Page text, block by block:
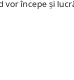
vor începe și